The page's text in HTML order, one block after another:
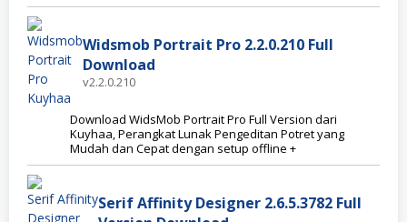
Widsmob Portrait Pro 2.2.0.210 Full
Download
v2.2.0.210
Download WidsMob Portrait Pro Full Version dari
Kuyhaa, Perangkat Lunak Pengeditan Potret yang
Mudah dan Cepat dengan setup offline +
Serif Affinity Designer 2.6.5.3782 Full